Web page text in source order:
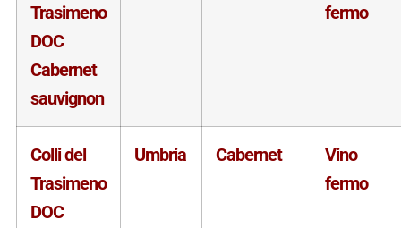
Trasimeno
DOC
Cabernet
sauvignon
fermo
Colli del
Trasimeno
DOC
Umbria Cabernet
Vino
fermo